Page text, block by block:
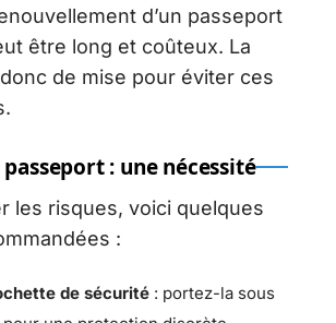
d’un passeport
être long et coûteux. La
de mise pour éviter ces
: une nécessité
les risques, voici quelques
:
de sécurité : portez-la sous